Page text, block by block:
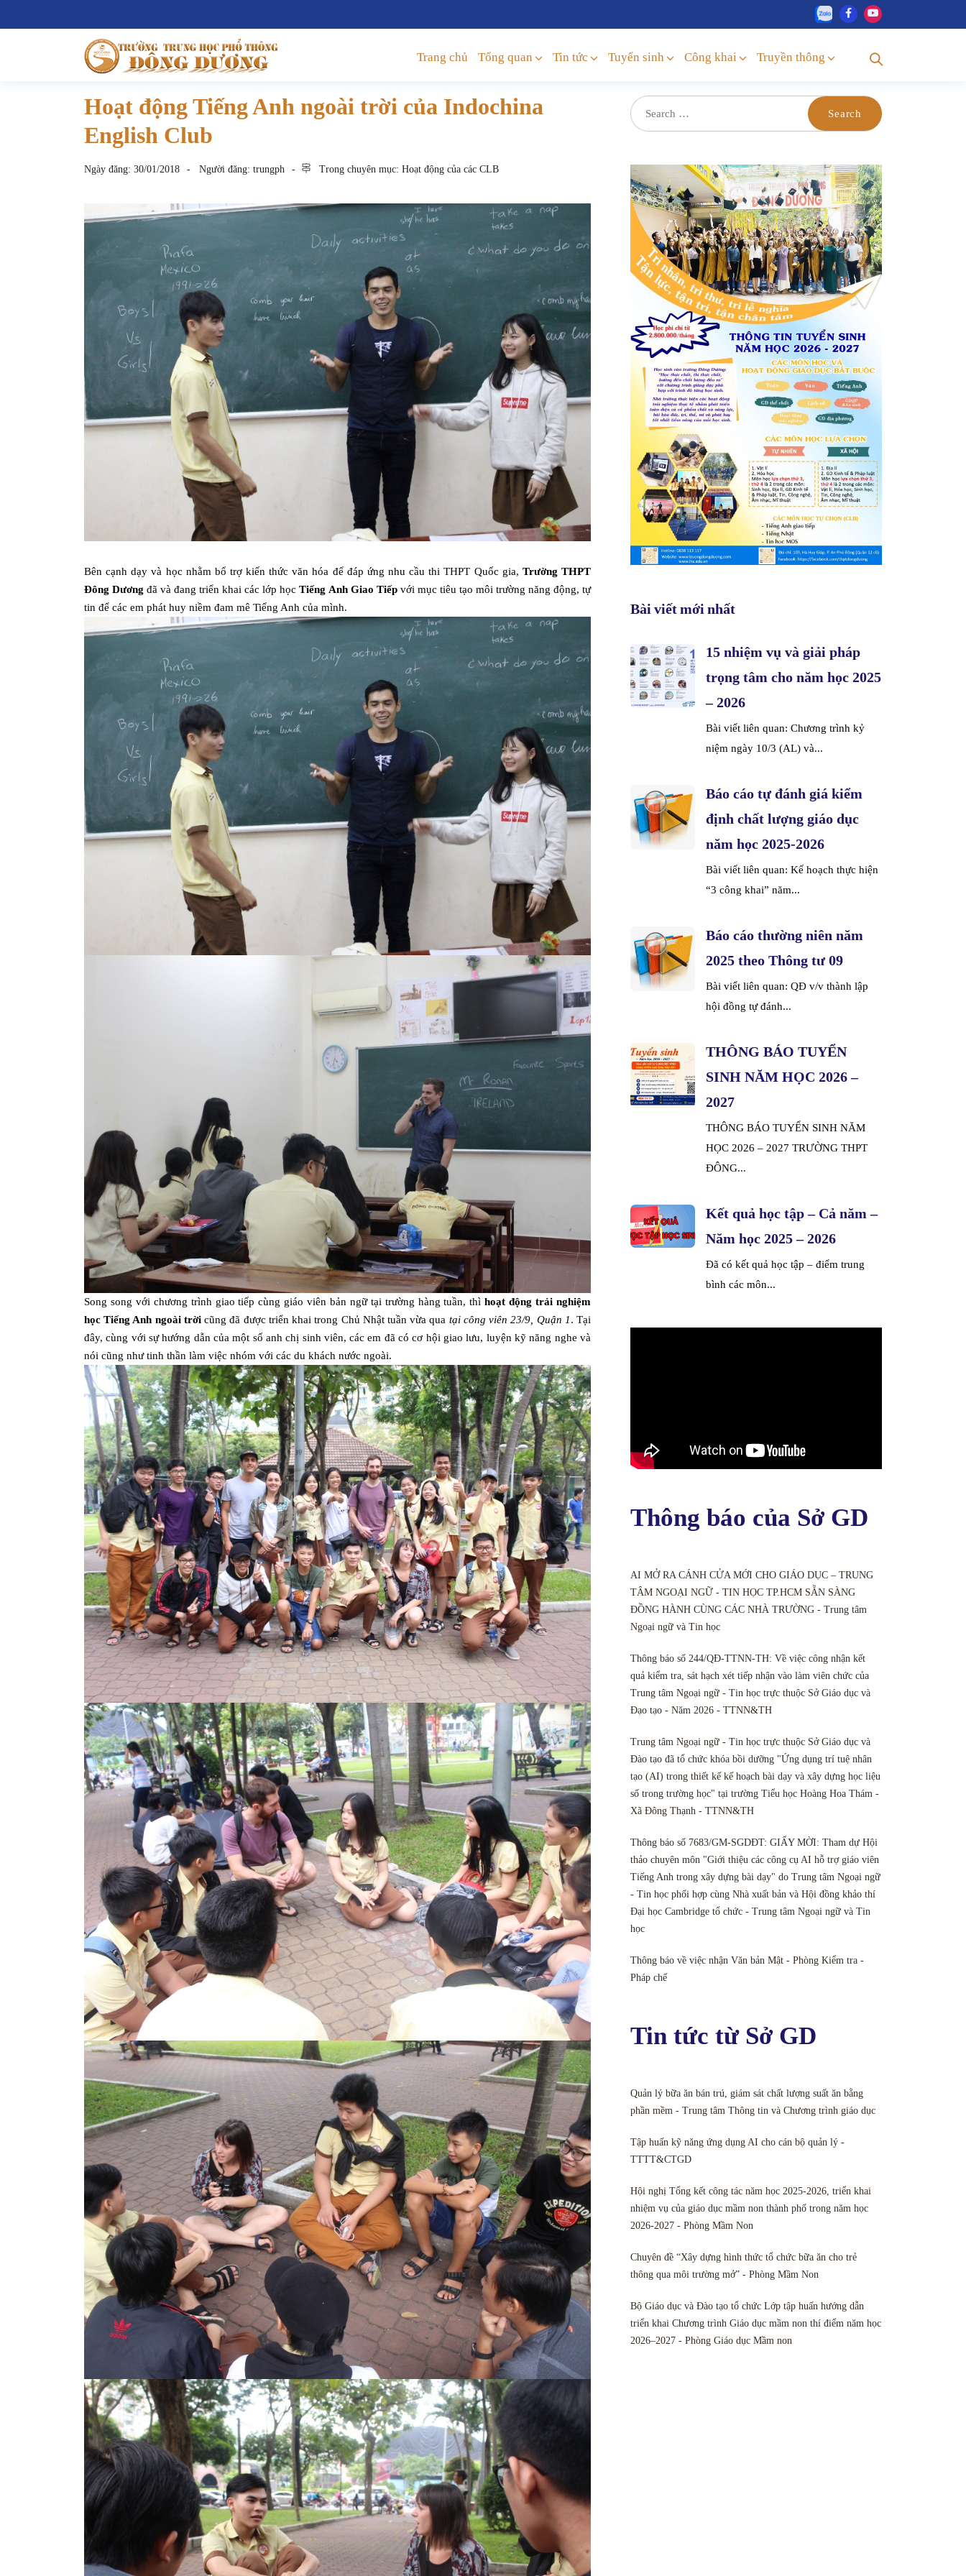
Trang chủ Tổng quan Tin tức Tuyển sinh Công khai Truyền thông
Hoạt động Tiếng Anh ngoài trời của Indochina
English Club
Ngày đăng: 30/01/2018 Người đăng: trungph Trong chuyên mục: Hoạt động của các CLB
Bên cạnh dạy và học nhằm bổ trợ kiến thức văn hóa để đáp ứng nhu cầu thi THPT Quốc gia, Trường THPT
Đông Dương đã và đang triển khai các lớp họcTiếng Anh Giao Tiếpvới mục tiêu tạo môi trường năng động, tự
tin để các em phát huy niềm đam mê Tiếng Anh của mình.
Song song với chương trình giao tiếp cùng giáo viên bản ngữ tại trường hàng tuần, thìhoạt động trải nghiệm
học Tiếng Anh ngoài trờicũng đã được triển khai trong Chủ Nhật tuần vừa qua tại công viên 23/9, Quận 1. Tại
đây, cùng với sự hướng dẫn của một số anh chị sinh viên, các em đã có cơ hội giao lưu, luyện kỹ năng nghe và
nói cũng như tinh thần làm việc nhóm với các du khách nước ngoài.
Bài viết mới nhất
15 nhiệm vụ và giải pháp
trọng tâm cho năm học 2025
– 2026
Bài viết liên quan: Chương trình kỷ
niệm ngày 10/3 (AL) và...
Báo cáo tự đánh giá kiểm
định chất lượng giáo dục
năm học 2025-2026
Bài viết liên quan: Kế hoạch thực hiện
“3 công khai” năm...
Báo cáo thường niên năm
2025 theo Thông tư 09
Bài viết liên quan: QĐ v/v thành lập
hội đồng tự đánh...
THÔNG BÁO TUYỂN
SINH NĂM HỌC 2026 –
2027
THÔNG BÁO TUYỂN SINH NĂM
HỌC 2026 – 2027 TRƯỜNG THPT
ĐÔNG...
Kết quả học tập – Cả năm –
Năm học 2025 – 2026
Đã có kết quả học tập – điểm trung
bình các môn...
Thông báo của Sở GD
AI MỞ RA CÁNH CỬA MỚI CHO GIÁO DỤC – TRUNG
TÂM NGOẠI NGỮ - TIN HỌC TP.HCM SẴN SÀNG
ĐỒNG HÀNH CÙNG CÁC NHÀ TRƯỜNG - Trung tâm
Ngoại ngữ và Tin học
Thông báo số 244/QĐ-TTNN-TH: Về việc công nhận kết
quả kiểm tra, sát hạch xét tiếp nhận vào làm viên chức của
Trung tâm Ngoại ngữ - Tin học trực thuộc Sở Giáo dục và
Đạo tạo - Năm 2026 - TTNN&TH
Trung tâm Ngoại ngữ - Tin học trực thuộc Sở Giáo dục và
Đào tạo đã tổ chức khóa bồi dưỡng "Ứng dụng trí tuệ nhân
tạo (AI) trong thiết kế kế hoạch bài dạy và xây dựng học liệu
số trong trường học" tại trường Tiểu học Hoàng Hoa Thám -
Xã Đông Thạnh - TTNN&TH
Thông báo số 7683/GM-SGDĐT: GIẤY MỜI: Tham dự Hội
thảo chuyên môn "Giới thiệu các công cụ AI hỗ trợ giáo viên
Tiếng Anh trong xây dựng bài dạy" do Trung tâm Ngoại ngữ
- Tin học phối hợp cùng Nhà xuất bản và Hội đồng khảo thí
Đại học Cambridge tổ chức - Trung tâm Ngoại ngữ và Tin
học
Thông báo về việc nhận Văn bản Mật - Phòng Kiểm tra -
Pháp chế
Tin tức từ Sở GD
Quản lý bữa ăn bán trú, giám sát chất lượng suất ăn bằng
phần mềm - Trung tâm Thông tin và Chương trình giáo dục
Tập huấn kỹ năng ứng dụng AI cho cán bộ quản lý -
TTTT&CTGD
Hội nghị Tổng kết công tác năm học 2025-2026, triển khai
nhiệm vụ của giáo dục mầm non thành phố trong năm học
2026-2027 - Phòng Mầm Non
Chuyên đề “Xây dựng hình thức tổ chức bữa ăn cho trẻ
thông qua môi trường mở” - Phòng Mầm Non
Bộ Giáo dục và Đào tạo tổ chức Lớp tập huấn hướng dẫn
triển khai Chương trình Giáo dục mầm non thí điểm năm học
2026–2027 - Phòng Giáo dục Mầm non